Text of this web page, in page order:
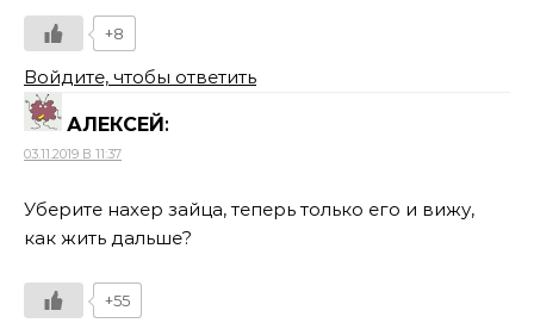
+8
Войдите, чтобы ответить
АЛЕКСЕЙ:
03.11.2019 В 11:37
Уберите нахер зайца, теперь только его и вижу,
как жить дальше?
+55